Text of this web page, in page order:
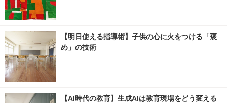
【明日使える指導術】子供の心に火をつける「褒
め」の技術
【AI時代の教育】生成AIは教育現場をどう変える